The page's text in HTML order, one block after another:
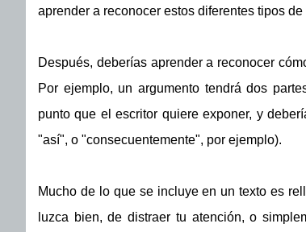
aprender a reconocer estos diferentes tipos
Después, deberías aprender a reconocer
Por ejemplo, un argumento tendrá dos
punto que el escritor quiere exponer, y
"así", o "consecuentemente", por ejemplo).
Mucho de lo que se incluye en un texto es
luzca bien, de distraer tu atención, o